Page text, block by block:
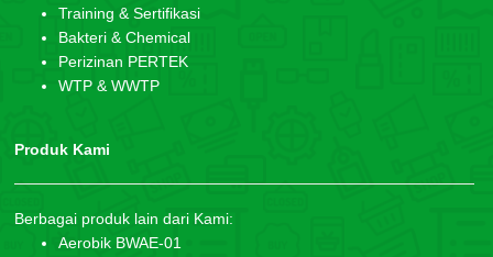
Training & Sertifikasi
Bakteri & Chemical
Perizinan PERTEK
WTP & WWTP
Produk Kami
Berbagai produk lain dari Kami:
Aerobik BWAE-01